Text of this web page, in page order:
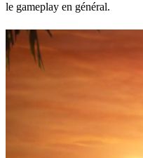
le gameplay en général.